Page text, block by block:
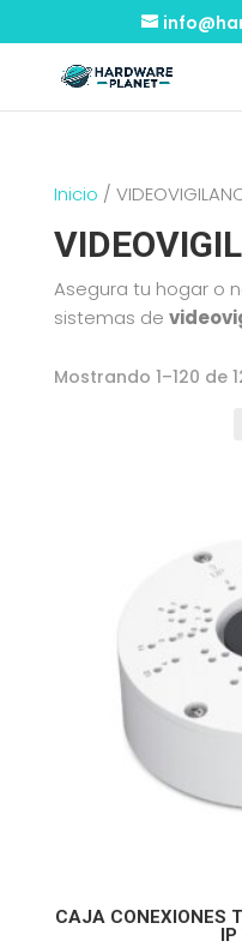
Inicio /
Asegura tu hogar o
sistemas de
Mostrando 1–120 de
CAJA CONEXIONES